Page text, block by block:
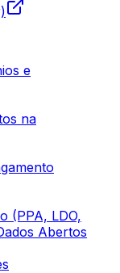
e
na
(PPA, LDO,
Abertos